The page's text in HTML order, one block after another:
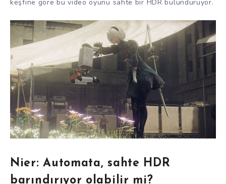
keşfine göre bu video oyunu sahte bir HDR bulunduruyor.
Nier: Automata, sahte HDR
barındırıyor olabilir mi?